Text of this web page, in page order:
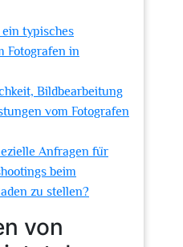
typisches
Fotografen in
Bildbearbeitung
vom Fotografen
Anfragen für
beim
zu stellen?
von